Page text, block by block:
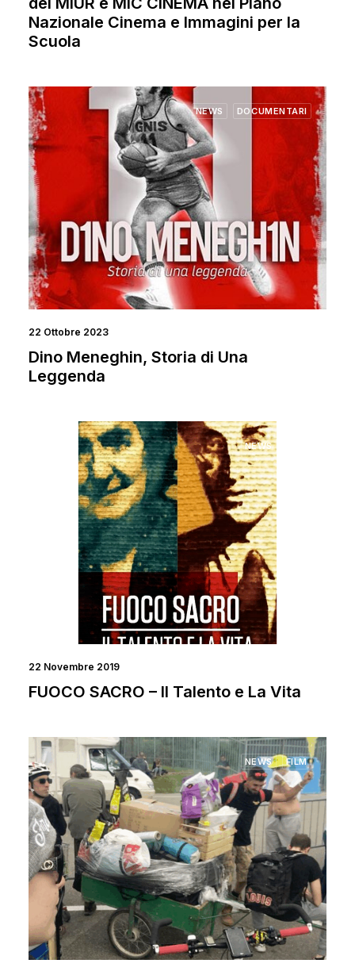
Nazionale Cinema e Immagini per la
Scuola
NEWS DOCUMENTARI
22 Ottobre 2023
Dino Meneghin, Storia di Una
Leggenda
NEWS
22 Novembre 2019
FUOCO SACRO – Il Talento e La Vita
NEWS FILM